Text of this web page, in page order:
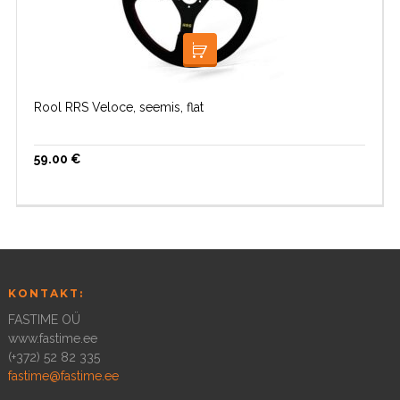
LOE EDASI
Rool RRS Veloce, seemis, flat
59.00 €
KONTAKT:
FASTIME OÜ
www.fastime.ee
(+372) 52 82 335
fastime@fastime.ee